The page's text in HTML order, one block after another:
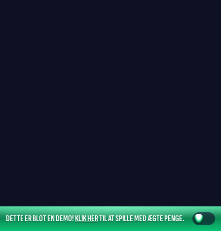
DETTE ER BLOT EN DEMO!KLIK HERTIL AT SPILLE MED ÆGTE PENGE.